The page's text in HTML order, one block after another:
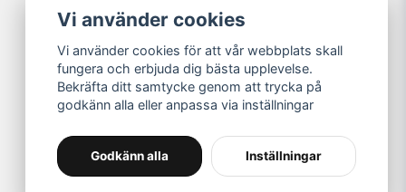
Vi använder cookies
Vi använder cookies för att vår webbplats skall
fungera och erbjuda dig bästa upplevelse.
Bekräfta ditt samtycke genom att trycka på
godkänn alla eller anpassa via inställningar
Godkänn alla Inställningar